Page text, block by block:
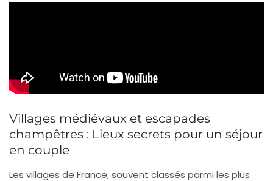
Villages médiévaux et escapades
champêtres : Lieux secrets pour un séjour
en couple
Les villages de France, souvent classés parmi les plus